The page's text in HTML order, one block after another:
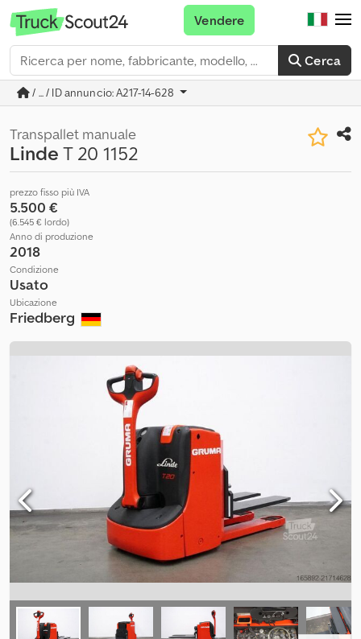
Cerca
Vendere
/ ... / ID annuncio: A217-14-628
Transpallet manuale
LindeT 20 1152
prezzo fisso più IVA
5.500 €
(6.545 € lordo)
Anno di produzione
2018
Condizione
Usato
Ubicazione
Friedberg